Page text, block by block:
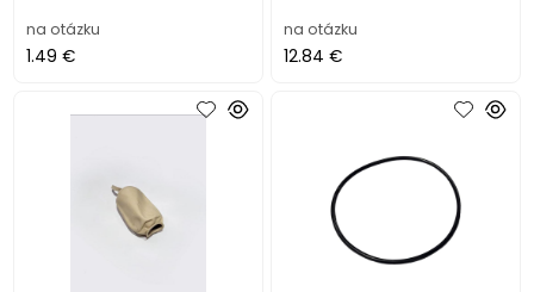
na otázku
1.49 €
na otázku
12.84 €